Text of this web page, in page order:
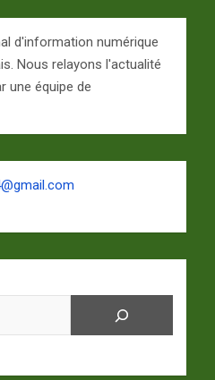
d'information numérique
Nous relayons l'actualité
une équipe de